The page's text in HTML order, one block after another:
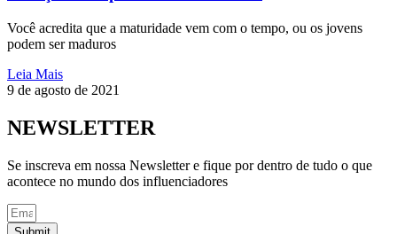
Você acredita que a maturidade vem com o tempo, ou os jovens
podem ser maduros
Leia Mais
9 de agosto de 2021
NEWSLETTER
Se inscreva em nossa Newsletter e fique por dentro de tudo o que
acontece no mundo dos influenciadores